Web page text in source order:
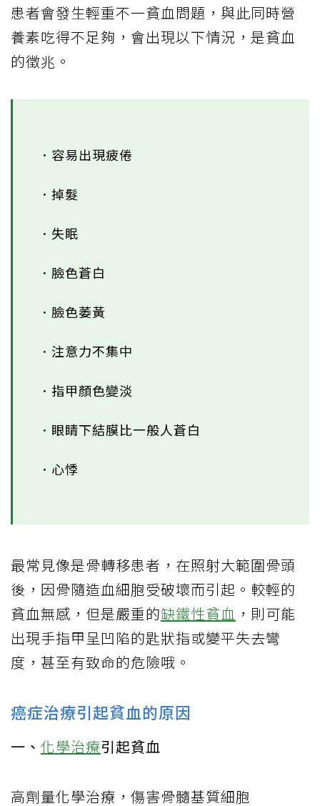
患者會發生輕重不一貧血問題，與此同時營
養素吃得不足夠，會出現以下情況，是貧血
的徵兆。
．容易出現疲倦
．掉髮
．失眠
．臉色蒼白
．臉色萎黃
．注意力不集中
．指甲顏色變淡
．眼睛下結膜比一般人蒼白
．心悸
最常見像是骨轉移患者，在照射大範圍骨頭
後，因骨隨造血細胞受破壞而引起。較輕的
貧血無感，但是嚴重的缺鐵性貧血 ，則可能
出現手指甲呈凹陷的匙狀指或變平失去彎
度，甚至有致命的危險哦。
癌症治療引起貧血的原因
一、 化學治療引起貧血
高劑量化學治療，傷害骨髓基質細胞